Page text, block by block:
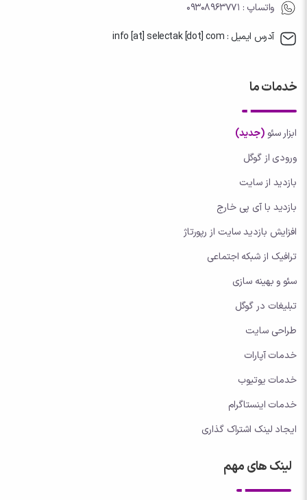
واتساپ : 09308963771
آدرس ایمیل : info [at] selectak [dot] com
خدمات ما
ابزار سئو (جدید)
ورودی از گوگل
بازدید از سایت
بازدید با آی پی خارج
افزایش بازدید سایت از رپورتاژ
ترافیک از شبکه اجتماعی
سئو و بهینه سازی
تبلیغات در گوگل
طراحی سایت
خدمات آپارات
خدمات یوتیوب
خدمات اینستاگرام
ایجاد لینک اشتراک گذاری
لینک های مهم